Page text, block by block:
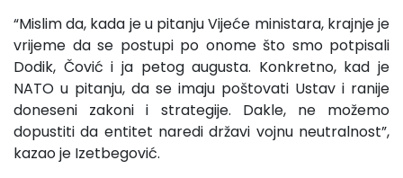
“Mislim da, kada je u pitanju Vijeće ministara, krajnje je
vrijeme da se postupi po onome što smo potpisali
Dodik, Čović i ja petog augusta. Konkretno, kad je
NATO u pitanju, da se imaju poštovati Ustav i ranije
doneseni zakoni i strategije. Dakle, ne možemo
dopustiti da entitet naredi državi vojnu neutralnost”,
kazao je Izetbegović.